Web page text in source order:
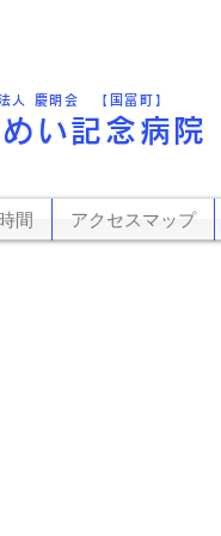
人 慶明会 【国富町】
い記念病院
間 アクセスマップ